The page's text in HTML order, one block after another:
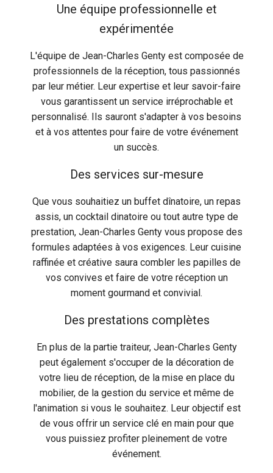
Une équipe professionnelle et
expérimentée
L'équipe de Jean-Charles Genty est composée de
professionnels de la réception, tous passionnés
par leur métier. Leur expertise et leur savoir-faire
vous garantissent un service irréprochable et
personnalisé. Ils sauront s'adapter à vos besoins
et à vos attentes pour faire de votre événement
un succès.
Des services sur-mesure
Que vous souhaitiez un buffet dînatoire, un repas
assis, un cocktail dinatoire ou tout autre type de
prestation, Jean-Charles Genty vous propose des
formules adaptées à vos exigences. Leur cuisine
raffinée et créative saura combler les papilles de
vos convives et faire de votre réception un
moment gourmand et convivial.
Des prestations complètes
En plus de la partie traiteur, Jean-Charles Genty
peut également s'occuper de la décoration de
votre lieu de réception, de la mise en place du
mobilier, de la gestion du service et même de
l'animation si vous le souhaitez. Leur objectif est
de vous offrir un service clé en main pour que
vous puissiez profiter pleinement de votre
événement.